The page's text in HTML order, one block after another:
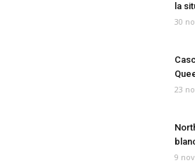
la
30
23
9